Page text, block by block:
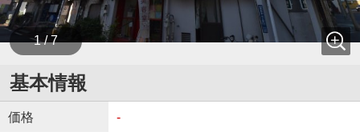
1 / 7
基本情報
価格 -